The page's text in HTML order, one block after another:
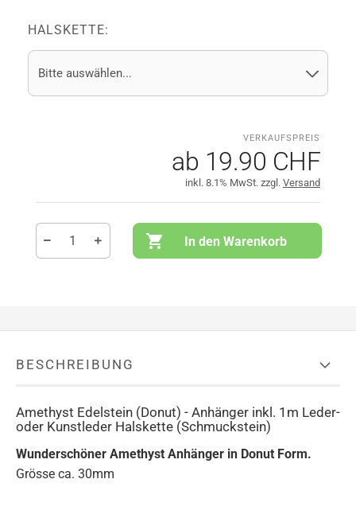
HALSKETTE:
ab 19.90 CHF
inkl. 8.1% MwSt. zzgl. Versand
In den Warenkorb
BESCHREIBUNG
Amethyst Edelstein (Donut) - Anhänger inkl. 1m Leder-
oder Kunstleder Halskette (Schmuckstein)
Wunderschöner Amethyst Anhänger in Donut Form.
Grösse ca. 30mm